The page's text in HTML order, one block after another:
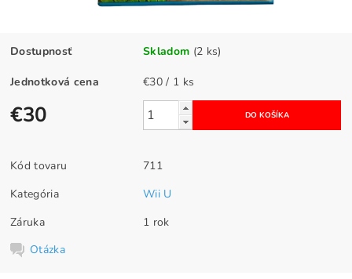
Dostupnosť Skladom (2 ks)
Jednotková cena €30 / 1 ks
€30
Kód tovaru
711
Kategória
Wii U
Záruka
1 rok
Otázka